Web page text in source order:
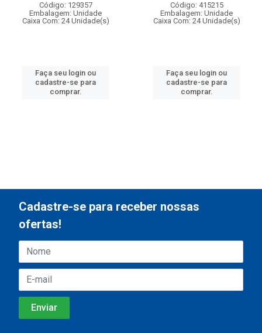
Código: 129357
Embalagem: Unidade
Caixa Com: 24 Unidade(s)
Faça seu login ou
cadastre-se para
comprar.
Código: 415215
Embalagem: Unidade
Caixa Com: 24 Unidade(s)
Faça seu login ou
cadastre-se para
comprar.
Cadastre-se para receber nossas
ofertas!